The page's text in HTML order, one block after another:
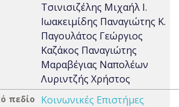
Τσινισιζέλης Μιχαήλ Ι.
Ιωακειμίδης Παναγιώτης Κ.
Παγουλάτος Γεώργιος
Καζάκος Παναγιώτης
Μαραβέγιας Ναπολέων
Λυριντζής Χρήστος
πεδίο
Κοινωνικές Επιστήμες